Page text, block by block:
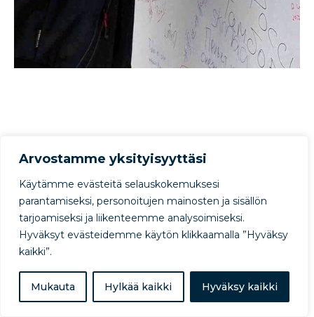
Arvostamme yksityisyyttäsi
Käytämme evästeitä selauskokemuksesi
parantamiseksi, personoitujen mainosten ja sisällön
tarjoamiseksi ja liikenteemme analysoimiseksi.
Hyväksyt evästeidemme käytön klikkaamalla ”Hyväksy
kaikki”.
Mukauta Hylkää kaikki Hyväksy kaikki